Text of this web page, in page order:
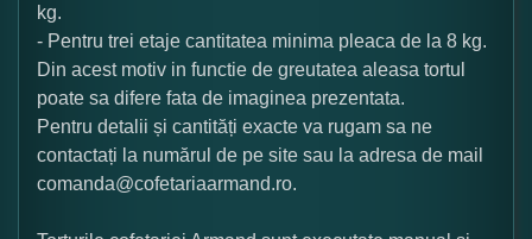
kg.
- Pentru trei etaje cantitatea minima pleaca de la 8 kg.
Din acest motiv in functie de greutatea aleasa tortul
poate sa difere fata de imaginea prezentata.
Pentru detalii și cantități exacte va rugam sa ne
contactați la numărul de pe site sau la adresa de mail
comanda@cofetariaarmand.ro.